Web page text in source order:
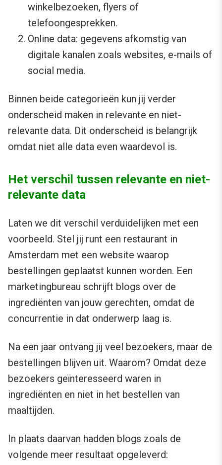
winkelbezoeken, flyers of
telefoongesprekken.
Online data: gegevens afkomstig van
digitale kanalen zoals websites, e-mails of
social media.
Binnen beide categorieën kun jij verder
onderscheid maken in relevante en niet-
relevante data. Dit onderscheid is belangrijk
omdat niet alle data even waardevol is.
Het verschil tussen relevante en niet-
relevante data
Laten we dit verschil verduidelijken met een
voorbeeld. Stel jij runt een restaurant in
Amsterdam met een website waarop
bestellingen geplaatst kunnen worden. Een
marketingbureau schrijft blogs over de
ingrediënten van jouw gerechten, omdat de
concurrentie in dat onderwerp laag is.
Na een jaar ontvang jij veel bezoekers, maar de
bestellingen blijven uit. Waarom? Omdat deze
bezoekers geïnteresseerd waren in
ingrediënten en niet in het bestellen van
maaltijden.
In plaats daarvan hadden blogs zoals de
volgende meer resultaat opgeleverd: